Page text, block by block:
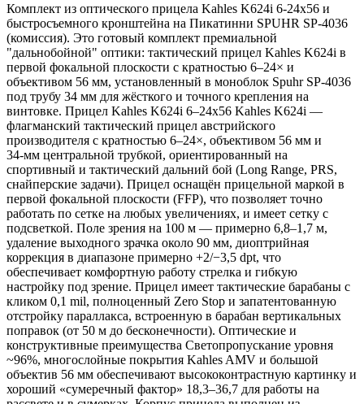
Комплект из оптического прицела Kahles K624i 6-24x56 и
быстросъемного кронштейна на Пикатинни SPUHR SP-4036
(комиссия). Это готовый комплект премиальной
"дальнобойной" оптики: тактический прицел Kahles K624i в
первой фокальной плоскости с кратностью 6–24× и
объективом 56 мм, установленный в моноблок Spuhr SP‑4036
под трубу 34 мм для жёсткого и точного крепления на
винтовке. Прицел Kahles K624i 6–24x56 Kahles K624i —
флагманский тактический прицел австрийского
производителя с кратностью 6–24×, объективом 56 мм и
34‑мм центральной трубкой, ориентированный на
спортивный и тактический дальний бой (Long Range, PRS,
снайперские задачи). Прицел оснащён прицельной маркой в
первой фокальной плоскости (FFP), что позволяет точно
работать по сетке на любых увеличениях, и имеет сетку с
подсветкой. Поле зрения на 100 м — примерно 6,8–1,7 м,
удаление выходного зрачка около 90 мм, диоптрийная
коррекция в диапазоне примерно +2/−3,5 dpt, что
обеспечивает комфортную работу стрелка и гибкую
настройку под зрение. Прицел имеет тактические барабаны с
кликом 0,1 mil, полноценный Zero Stop и запатентованную
отстройку параллакса, встроенную в барабан вертикальных
поправок (от 50 м до бесконечности). Оптические и
конструктивные преимущества Светопропускание уровня
~96%, многослойные покрытия Kahles AMV и большой
объектив 56 мм обеспечивают высококонтрастную картинку и
хороший «сумеречный фактор» 18,3–36,7 для работы на